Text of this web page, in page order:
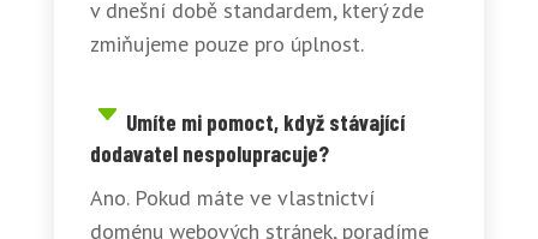
v dnešní době standardem, který zde
zmiňujeme pouze pro úplnost.
Umíte mi pomoct, když stávající
dodavatel nespolupracuje?
Ano. Pokud máte ve vlastnictví
doménu webových stránek, poradíme